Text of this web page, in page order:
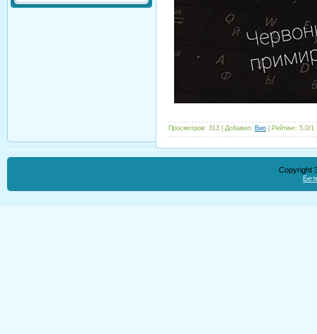
Просмотров: 313 Добавил: Вио Рейтинг: 5.0/1
Copyright